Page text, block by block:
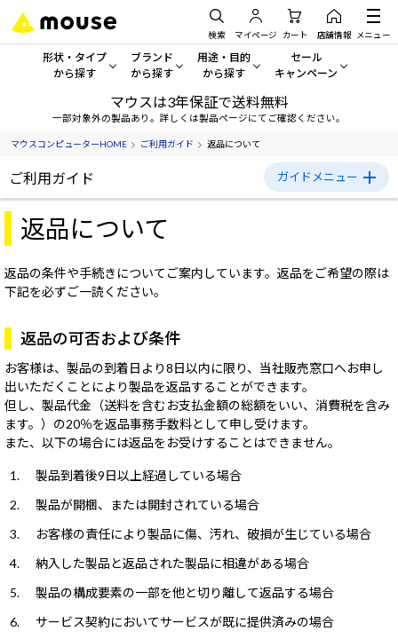
検索 マイページ カート 店舗情報 メニュー
形状・タイプ
から探す
形状・タイプから探す をすべてみる
デスクトップPC
タブレットPC
サーバー
ディスプレイ
Windows 11|Copilot+ PC
ブランド
から探す
mouse
G TUNE
DAIV
MousePro
Windows 11|Copilot+ PC
用途・目的
から探す
一般向けパソコン
ゲーミングPC・ゲーム向けパソコン
クリエイティブ向け
学習向けパソコン
AIおすすめパソコン
Windows 11|Copilot+ PC
セール
キャンペーン
セール・キャンペーン
人気モデルが期間限定・お買
おすすめ目玉パソコン
マウスは3年保証で送料無料
一部対象外の製品あり。詳しくは製品ページにてご確認ください。
マウスコンピューターHOME ご利用ガイド 返品について
ご利用ガイド ガイドメニュー
ご利用ガイド
ご購入方法について
お支払い方法について
送料・配送について
キャンセルについて
返品について
修理・サポート&サービス
オーダーステータスについて
営業日のご案内
ウェブサイトからの通知について
返品について
返品の条件や手続きについてご案内しています。返品をご希望の際は
下記を必ずご一読ください。
返品の可否および条件
お客様は、製品の到着日より8日以内に限り、当社販売窓口へお申し
出いただくことにより製品を返品することができます。
但し、製品代金（送料を含むお支払金額の総額をいい、消費税を含み
ます。）の20％を返品事務手数料として申し受けます。
また、以下の場合には返品をお受けすることはできません。
製品到着後9日以上経過している場合
製品が開梱、または開封されている場合
お客様の責任により製品に傷、汚れ、破損が生じている場合
納入した製品と返品された製品に相違がある場合
製品の構成要素の一部を他と切り離して返品する場合
サービス契約においてサービスが既に提供済みの場合